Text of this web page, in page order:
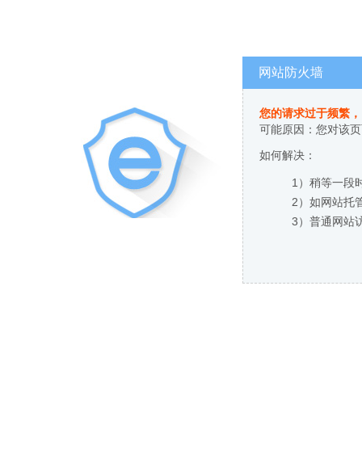
网站防火墙
您的请求过于频繁
可能原因：您对该
如何解决：
1）稍等一段
2）如网站托
3）普通网站